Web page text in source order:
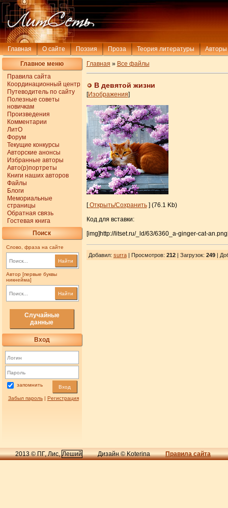
Главная О сайте Поэзия Проза Теория литературы Авторы
Главное меню
Правила сайта
Координационный центр
Путеводитель по сайту
Полезные советы
новичкам
Произведения
Комментарии
ЛитО
Форум
Текущие конкурсы
Авторские анонсы
Избранные авторы
Авто(р)портреты
Книги наших авторов
Файлы
Блоги
Мемориальные
страницы
Обратная связь
Гостевая книга
Поиск
Слово, фраза на сайте
Найти
Автор [первые буквы
никнейма]
Найти
Случайные
данные
Вход
запомнить Вход
Забыл пароль| Регистрация
Главная » Все файлы
В девятой жизни
[Изображения]
[Открыть/Сохранить] (76.1 Kb)
Код для вставки:
[img]http://litset.ru/_ld/63/6360_a-ginger-cat-
Добавил: surra| Просмотров: 212| Загрузок: 249|
2013 © ПГ, Лис,Леший Дизайн © Koterina Правила сайта